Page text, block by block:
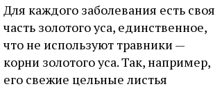
Для каждого заболевания есть своя
часть золотого уса, единственное,
что не используют травники —
корни золотого уса. Так, например,
его свежие цельные листья